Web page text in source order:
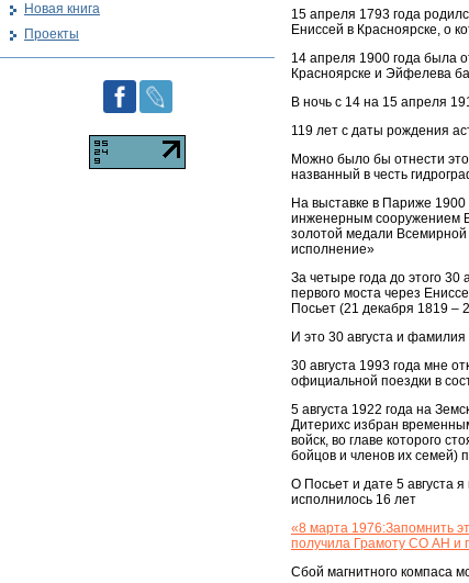
15 апреля 1793 года
Ениссей в Красноярске, о
14 апреля 1900 года была
Красноярске и Эйфелева
В ночь с 14 на 15 апреля
119 лет с даты рождения
Можно было бы отнести это
названный в честь
На выставке в Париже
инженерным сооружением
золотой медали Всемирной
исполнение»
За четыре года до этого 30
первого моста через
Посьет (21 декабря 1819
И это 30 августа и
30 августа 1993 года мне
официальной поездки в
5 августа 1922 года на
Дитерихс избран
войск, во главе которого
бойцов и членов их семей)
О Посьет и дате 5 августа
исполнилось 16 лет
«8 марта 1976:Запомнить
получила Грамоту СО АН и
Сбой магнитного компаса
Новая книга
Проекты